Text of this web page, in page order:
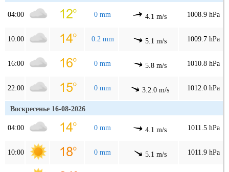
04:00 0 mm 4.1 m/s 1008.9 hPa
10:00 0.2 mm 5.1 m/s 1009.7 hPa
16:00 0 mm 5.8 m/s 1010.8 hPa
22:00 0 mm 3.2.0 m/s 1012.0 hPa
Воскресенье 16-08-2026
04:00 0 mm 4.1 m/s 1011.5 hPa
10:00 0 mm 5.1 m/s 1011.9 hPa